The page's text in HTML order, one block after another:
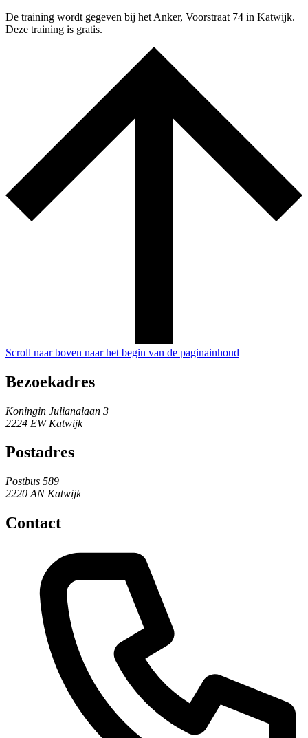
De training wordt gegeven bij het Anker, Voorstraat 74 in Katwijk.
Deze training is gratis.
Scroll naar boven naar het begin van de paginainhoud
Bezoekadres
Koningin Julianalaan 3
2224 EW Katwijk
Postadres
Postbus 589
2220 AN Katwijk
Contact